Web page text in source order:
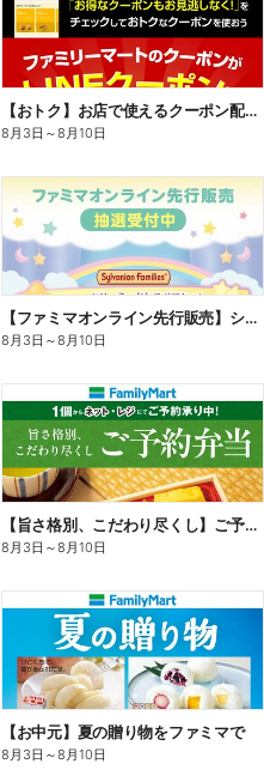
【おトク】お店で使えるクーポン配信中
8月3日 ～8月10日
【ファミマオンライン先行販売】シルバニアファミリー
8月3日 ～8月10日
【旨さ格別、こだわり尽くし】ご予約弁当
8月3日 ～8月10日
【お中元】夏の贈り物をファミマで
8月3日 ～8月10日